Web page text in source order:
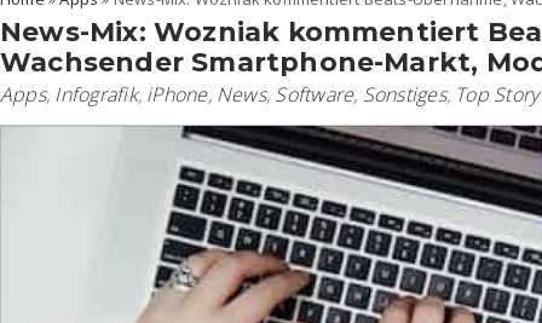
News-Mix: Wozniak kommentiert
Wachsender Smartphone-Markt,
Apps, Infografik, iPhone, News, Software, Sonstiges, Top Story